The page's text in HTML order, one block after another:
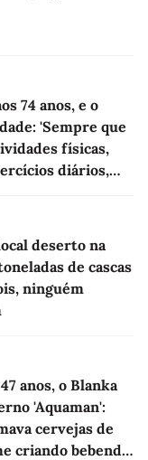
74 anos, e o
'Sempre que
físicas,
diários,
deserto na
de cascas
ninguém
anos, o Blanka
'Aquaman':
cervejas de
criando bebendo